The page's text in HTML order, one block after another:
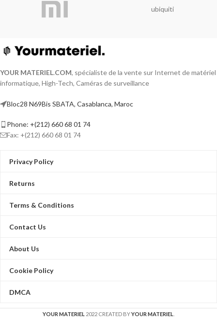
ubiquiti
YOUR MATERIEL.COM, spécialiste de la vente sur Internet de matériel
informatique, High-Tech, Caméras de surveillance
Bloc28 N69Bis SBATA, Casablanca, Maroc
Phone: +(212) 660 68 01 74
Fax: +(212) 660 68 01 74
Privacy Policy
Returns
Terms & Conditions
Contact Us
About Us
Cookie Policy
DMCA
YOUR MATERIEL 2022 CREATED BYYOUR MATERIEL